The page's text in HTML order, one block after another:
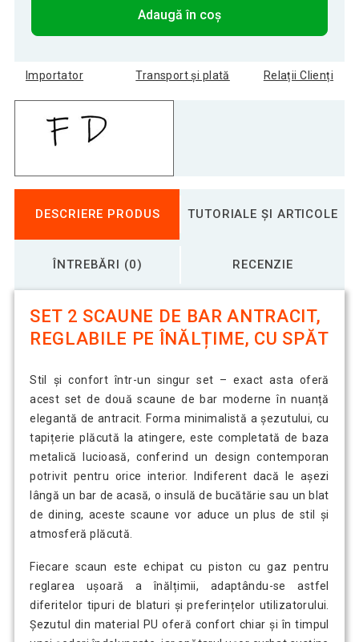
Adaugă în coș
Importator Transport și plată Relații Clienți
DESCRIERE PRODUS TUTORIALE ȘI ARTICOLE
ÎNTREBĂRI (0) RECENZIE
SET 2 SCAUNE DE BAR ANTRACIT,
REGLABILE PE ÎNĂLȚIME, CU SPĂT
Stil și confort într-un singur set – exact asta oferă
acest set de două scaune de bar moderne în nuanță
elegantă de antracit. Forma minimalistă a șezutului, cu
tapițerie plăcută la atingere, este completată de baza
metalică lucioasă, conferind un design contemporan
potrivit pentru orice interior. Indiferent dacă le așezi
lângă un bar de acasă, o insulă de bucătărie sau un blat
de dining, aceste scaune vor aduce un plus de stil și
atmosferă plăcută.
Fiecare scaun este echipat cu piston cu gaz pentru
reglarea ușoară a înălțimii, adaptându-se astfel
diferitelor tipuri de blaturi și preferințelor utilizatorului.
Șezutul din material PU oferă confort chiar și în timpul